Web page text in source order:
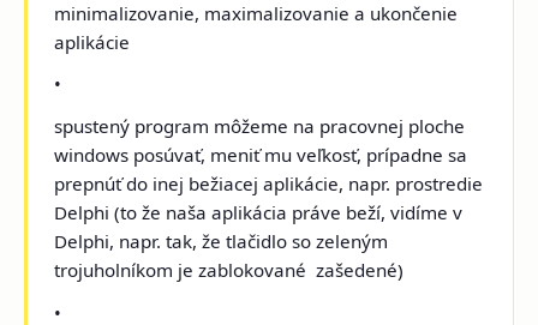
minimalizovanie, maximalizovanie a ukončenie
aplikácie
•
spustený program môžeme na pracovnej ploche
windows posúvať, meniť mu veľkosť, prípadne sa
prepnúť do inej bežiacej aplikácie, napr. prostredie
Delphi (to že naša aplikácia práve beží, vidíme v
Delphi, napr. tak, že tlačidlo so zeleným
trojuholníkom je zablokované ­ zašedené)
•